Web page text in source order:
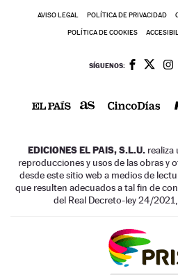
AVISO LEGAL POLÍTICA DE PRIVACIDAD
POLÍTICA DE COOKIES
SÍGUENOS:
EDICIONES EL PAIS, S.L.U. realiza
reproducciones y usos de las obras y
desde este sitio web a medios de
que resulten adecuados a tal fin de
del Real Decreto-ley 24/